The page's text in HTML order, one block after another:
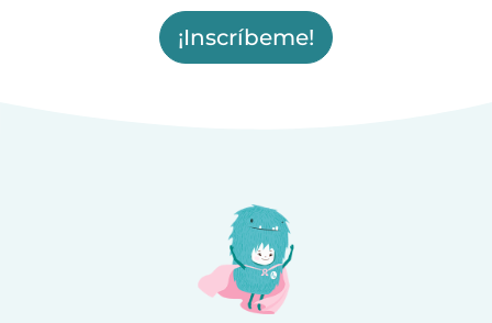
¡Inscríbeme!